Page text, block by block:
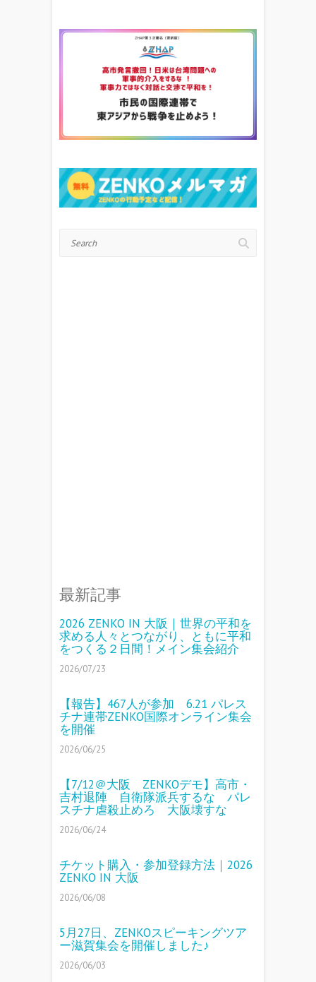
最新記事
2026 ZENKO IN 大阪｜世界の平和を
求める人々とつながり、ともに平和
をつくる２日間！メイン集会紹介
2026/07/23
【報告】467人が参加 6.21 パレス
チナ連帯ZENKO国際オンライン集会
を開催
2026/06/25
【7/12＠大阪 ZENKOデモ】高市・
吉村退陣 自衛隊派兵するな パレ
スチナ虐殺止めろ 大阪壊すな
2026/06/24
チケット購入・参加登録方法｜2026
ZENKO IN 大阪
2026/06/08
5月27日、ZENKOスピーキングツア
ー滋賀集会を開催しました♪
2026/06/03